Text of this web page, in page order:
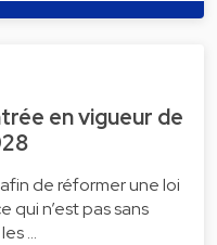
en vigueur de
de réformer une loi
qui n’est pas sans
…